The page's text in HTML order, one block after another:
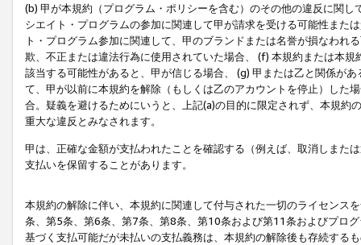
(b) 甲が本規約（プログラム・ポリシーを含む）のその他の違反に関
シエイト・プログラムの参加に関連して甲が請求を受ける可能性また
ト・プログラム参加に関連して、甲のブランドまたは名誉が損なわれ
欺、不正または違法行為に使用されていた場合、 (f) 本規約または本
該当する可能性があると、甲が信じる場合、 (g) 甲または乙と関係が
て、甲が以前に本規約を解除（もしくは乙のアカウントを停止）した
合。疑義を避けるためにいうと、上記(a)の目的に限定されず、本規
重大な違反とみなされます。
甲は、正確な金額が支払われたことを確認する（例えば、取消しまた
支払いを保留することがあります。
本規約の解除に伴い、本規約に関連して付与された一切のライセンス
条、第5条、第6条、第7条、第8条、第10条および第11条およびプロ
基づく支払可能だが未払いの支払義務は、本規約の解除後も存続する